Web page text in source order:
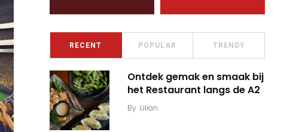
RECENT POPULAR TRENDY
Ontdek gemak en smaak bij
het Restaurant langs de A2
By Lilian